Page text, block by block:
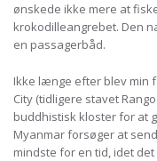
ønskede ikke mere at
krokodilleangrebet. Den
en passagerbåd.
Ikke længe efter blev min
City (tidligere stavet
buddhistisk kloster for at
Myanmar forsøger at
mindste for en tid, idet